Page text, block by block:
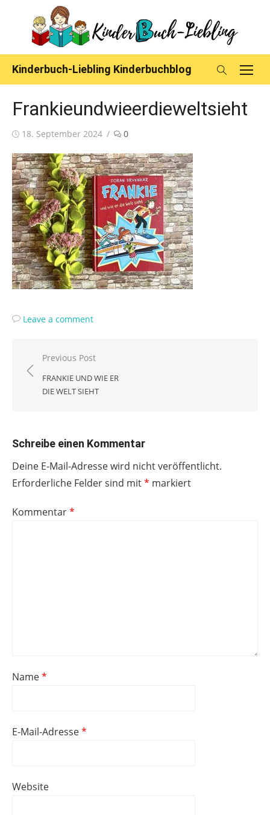
content
Kinderbuch-Liebling Kinderbuchblog
Frankieundwieerdieweltsieht
Posted
18. September 2024 0
Leave a comment
Beitragsnavigation
Previous Post
FRANKIE UND WIE ER
DIE WELT SIEHT
Schreibe einen Kommentar
Deine E-Mail-Adresse wird nicht veröffentlicht.
Erforderliche Felder sind mit* markiert
Kommentar*
Name*
E-Mail-Adresse*
Website